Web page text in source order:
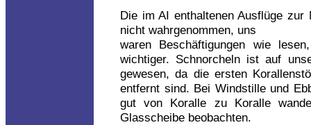
Die im AI enthaltenen Ausflüge
nicht wahrgenommen, uns
waren Beschäftigungen wie
wichtiger. Schnorcheln ist auf
gewesen, da die ersten
entfernt sind. Bei Windstille und
gut von Koralle zu Koralle
Glasscheibe beobachten.